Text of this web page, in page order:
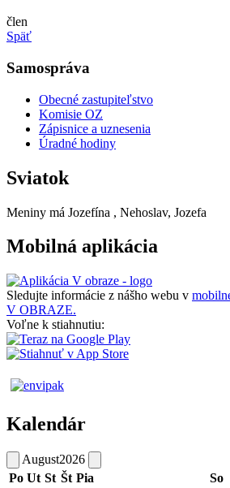
člen
Späť
Samospráva
Obecné zastupiteľstvo
Komisie OZ
Zápisnice a uznesenia
Úradné hodiny
Sviatok
Meniny má Jozefína , Nehoslav, Jozefa
Mobilná aplikácia
Sledujte informácie z nášho webu v
V OBRAZE.
Voľne k stiahnutiu:
Kalendár
August2026
Po Ut St Št Pia So